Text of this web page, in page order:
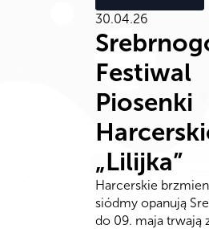
30.04.26
Festiwal
Piosenki
„Lilijka”
Harcerskie
siódmy opanują
do 09. maja trwają